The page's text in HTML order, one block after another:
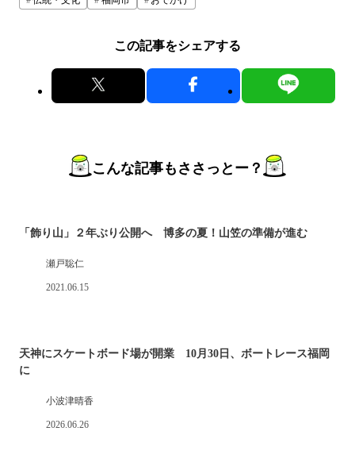
この記事をシェアする
こんな記事もささっとー？
「飾り山」２年ぶり公開へ 博多の夏！山笠の準備が進む
瀬戸聡仁
2021.06.15
天神にスケートボード場が開業 10月30日、ボートレース福岡
に
小波津晴香
2026.06.26